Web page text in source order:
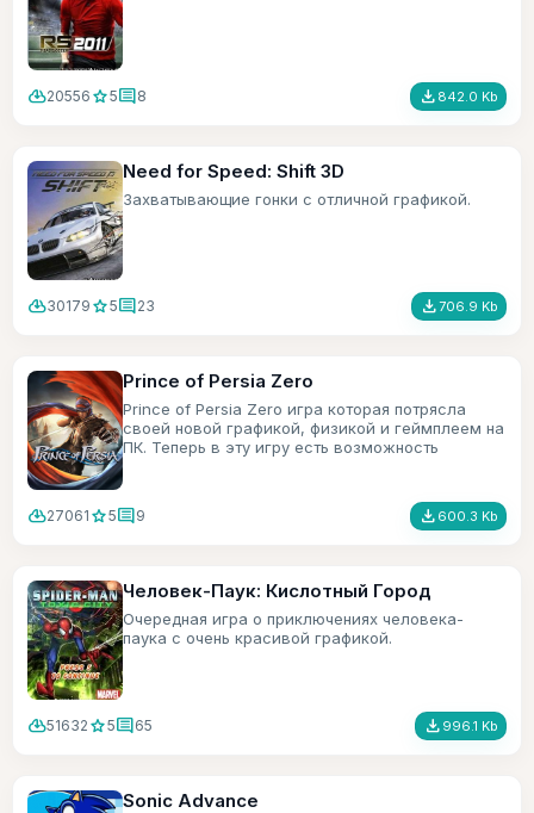
cloud_download20556 star5comment8 file_download 842.0 Kb
Need for Speed: Shift 3D
Захватывающие гонки с отличной графикой.
cloud_download30179 star5comment23 file_download706.9 Kb
Prince of Persia Zero
Prince of Persia Zero игра которая потрясла
своей новой графикой, физикой и геймплеем на
ПК. Теперь в эту игру есть возможность
cloud_download27061 star5comment9 file_download 600.3 Kb
Человек-Паук: Кислотный Город
Очередная игра о приключениях человека-
паука с очень красивой графикой.
cloud_download51632 star5comment65 file_download 996.1 Kb
Sonic Advance